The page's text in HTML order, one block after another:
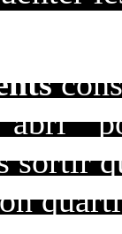
"
sortir